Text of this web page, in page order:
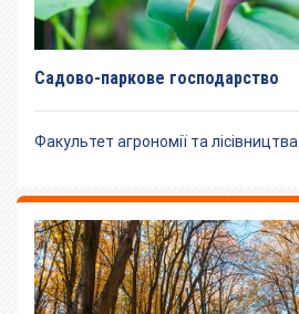
Садово-паркове господарство
Факультет агрономії та лісівництва